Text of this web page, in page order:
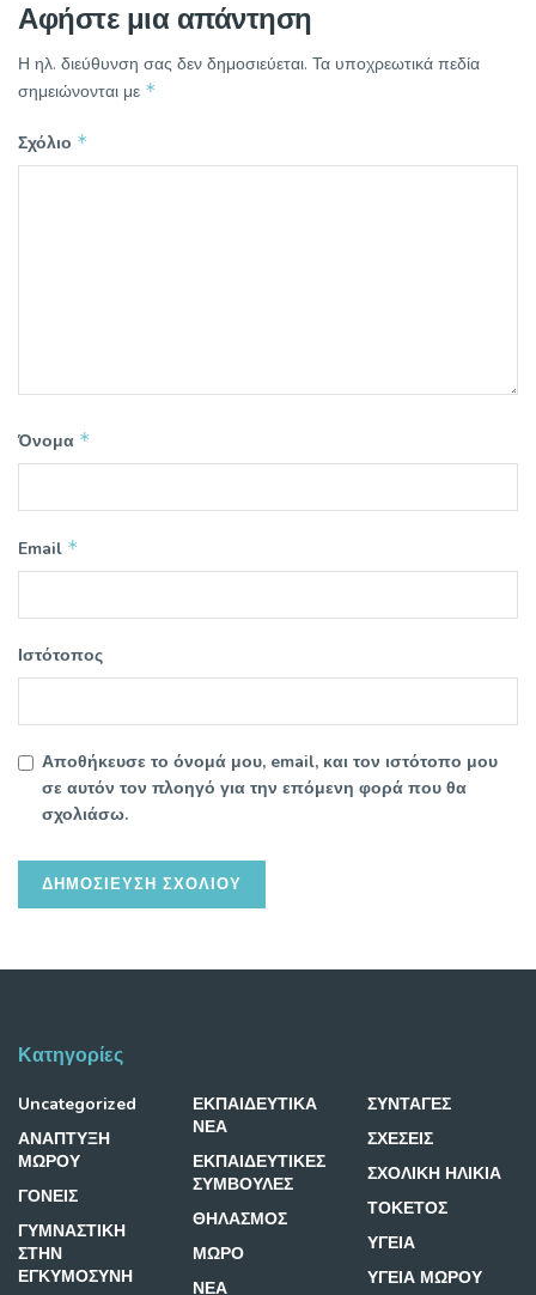
Αφήστε μια απάντηση
Η ηλ. διεύθυνση σας δεν δημοσιεύεται. Τα υποχρεωτικά πεδία
σημειώνονται με *
Σχόλιο *
Όνομα *
Email *
Ιστότοπος
Αποθήκευσε το όνομά μου, email, και τον ιστότοπο μου
σε αυτόν τον πλοηγό για την επόμενη φορά που θα
σχολιάσω.
Κατηγορίες
Uncategorized
ΑΝΑΠΤΥΞΗ
ΜΩΡΟΥ
ΓΟΝΕΙΣ
ΓΥΜΝΑΣΤΙΚΗ
ΣΤΗΝ
ΕΓΚΥΜΟΣΥΝΗ
ΕΚΠΑΙΔΕΥΤΙΚΑ
ΝΕΑ
ΕΚΠΑΙΔΕΥΤΙΚΕΣ
ΣΥΜΒΟΥΛΕΣ
ΘΗΛΑΣΜΟΣ
ΜΩΡΟ
ΝΕΑ
ΣΥΝΤΑΓΕΣ
ΣΧΕΣΕΙΣ
ΣΧΟΛΙΚΗ ΗΛΙΚΙΑ
ΤΟΚΕΤΟΣ
ΥΓΕΙΑ
ΥΓΕΙΑ ΜΩΡΟΥ